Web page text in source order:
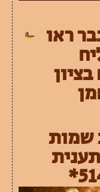
ראו
שמות